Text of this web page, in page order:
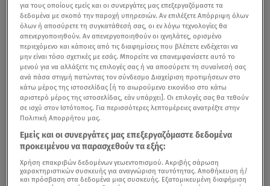
για τους οποίους εμείς και οι συνεργάτες μας επεξεργαζόμαστε τα
δεδομένα με σκοπό την παροχή υπηρεσιών. Αν επιλέξετε Απόρριψη όλων
όλων ή αποσύρετε τη συγκατάθεσή σας, οι εν λόγω τεχνολογίες θα
απενεργοποιηθούν. Αν απενεργοποιηθούν οι ιχνηλάτες, ορισμένο
περιεχόμενο και κάποιες από τις διαφημίσεις που βλέπετε ενδέχεται να
μην είναι τόσο σχετικές με εσάς. Μπορείτε να επανεμφανίσετε αυτό το
μενού για να αλλάξετε τις επιλογές σας ή να αποσύρετε τη συναίνεσή σας
ανά πάσα στιγμή πατώντας τον σύνδεσμο Διαχείριση προτιμήσεων στο
κάτω μέρος της ιστοσελίδας [ή το αιωρούμενο εικονίδιο στο κάτω
αριστερό μέρος της ιστοσελίδας, εάν υπάρχει]. Οι επιλογές σας θα τεθούν
σε ισχύ στον Ιστότοπος. Για περισσότερες λεπτομέρειες ανατρέξτε στην
Πολιτική Απορρήτου μας.
Εμείς και οι συνεργάτες μας επεξεργαζόμαστε δεδομένα
προκειμένου να παρασχεθούν τα εξής:
Χρήση επακριβών δεδομένων γεωεντοπισμού. Ακριβής σάρωση
χαρακτηριστικών συσκευής για αναγνώριση ταυτότητας. Αποθήκευση ή/
και πρόσβαση στα δεδομένα μιας συσκευής. Εξατομικευμένη διαφήμιση